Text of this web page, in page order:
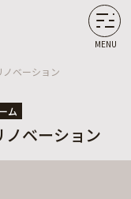
MENU
ベーション
ム
ノベーション